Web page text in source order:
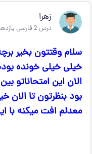
زهرا
درس 2 فارسی یازدهم
سلام وقتتون بخیر
خیلی خیلی خونده
بود بنظرتون تا الان
معدلم افت میکنه با